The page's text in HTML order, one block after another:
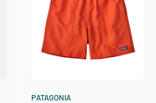
PATAGONIA